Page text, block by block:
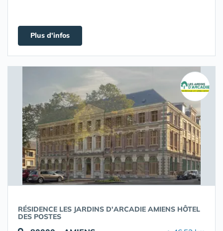
Plus d'infos
RÉSIDENCE LES JARDINS D'ARCADIE AMIENS HÔTEL
DES POSTES